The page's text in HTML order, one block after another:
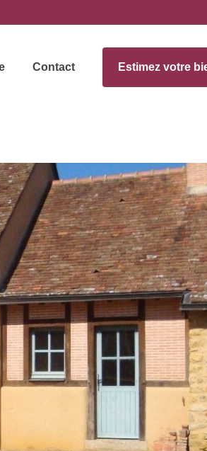
Contact Estimez votre